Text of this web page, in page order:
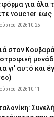
για όλα
voucher έως
2026 10:25
στον
γι’ αυτό και
2026 10:11